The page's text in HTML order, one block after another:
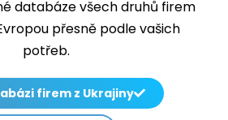
databáze všech druhů firem
přesně podle vašich
potřeb.
firem z Ukrajiny